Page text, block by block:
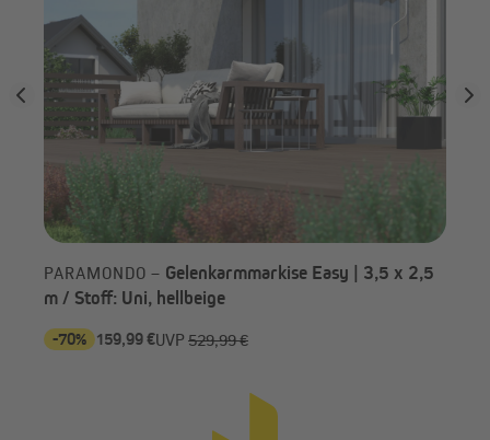
PARAMONDO – Gelenkarmmarkise Easy | 3,5 x 2,5
m / Stoff: Uni, hellbeige
-70% 159,99 €UVP 529,99 €